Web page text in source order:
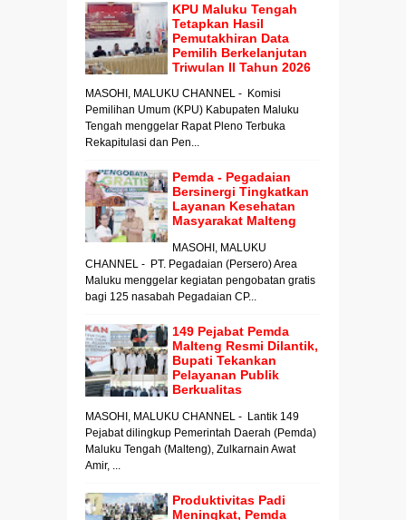
KPU Maluku Tengah
Tetapkan Hasil
Pemutakhiran Data
Pemilih Berkelanjutan
Triwulan II Tahun 2026
MASOHI, MALUKU CHANNEL - Komisi
Pemilihan Umum (KPU) Kabupaten Maluku
Tengah menggelar Rapat Pleno Terbuka
Rekapitulasi dan Pen...
Pemda - Pegadaian
Bersinergi Tingkatkan
Layanan Kesehatan
Masyarakat Malteng
MASOHI, MALUKU
CHANNEL - PT. Pegadaian (Persero) Area
Maluku menggelar kegiatan pengobatan gratis
bagi 125 nasabah Pegadaian CP...
149 Pejabat Pemda
Malteng Resmi Dilantik,
Bupati Tekankan
Pelayanan Publik
Berkualitas
MASOHI, MALUKU CHANNEL - Lantik 149
Pejabat dilingkup Pemerintah Daerah (Pemda)
Maluku Tengah (Malteng), Zulkarnain Awat
Amir, ...
Produktivitas Padi
Meningkat, Pemda